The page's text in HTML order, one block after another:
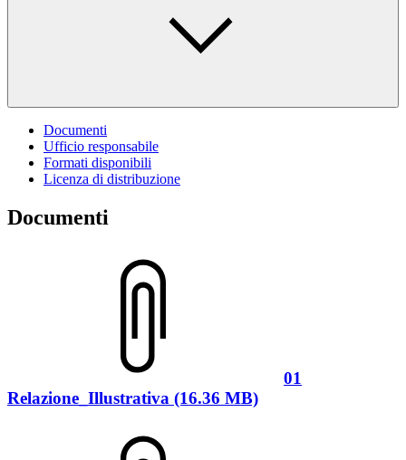
Documenti
Ufficio responsabile
Formati disponibili
Licenza di distribuzione
Documenti
01
Relazione_Illustrativa (16.36 MB)